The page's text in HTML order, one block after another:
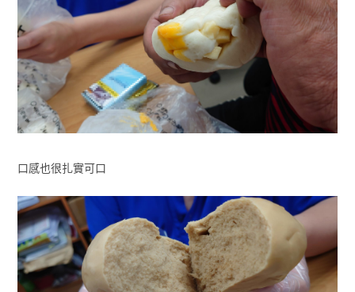
口感也很扎實可口